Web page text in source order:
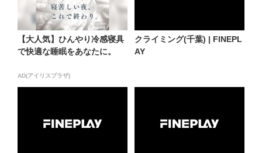
【大人気】ひんやり冷感寝具
で快適な睡眠をあなたに。
AD(アイリスプラザ)
クライミング(千葉) | FINEPL
AY